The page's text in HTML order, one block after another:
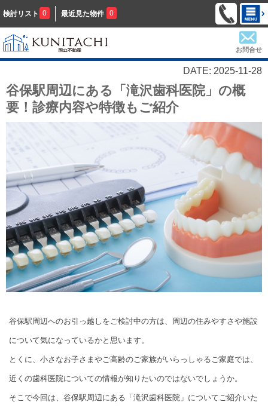
検討リスト 0 最近見た物件 0
お問合せ
DATE: 2025-11-28
谷保駅周辺にある「滝沢歯科医院」の概
要！診療内容や特徴もご紹介
谷保駅周辺へのお引っ越しをご検討中の方は、周辺の住みやすさや施設
について気になっているかと思います。
とくに、小さなお子さまやご高齢のご家族がいらっしゃるご家庭では、
近くの歯科医院についての情報が知りたいのではないでしょうか。
そこで今回は、谷保駅周辺にある「滝沢歯科医院」についてご紹介いた